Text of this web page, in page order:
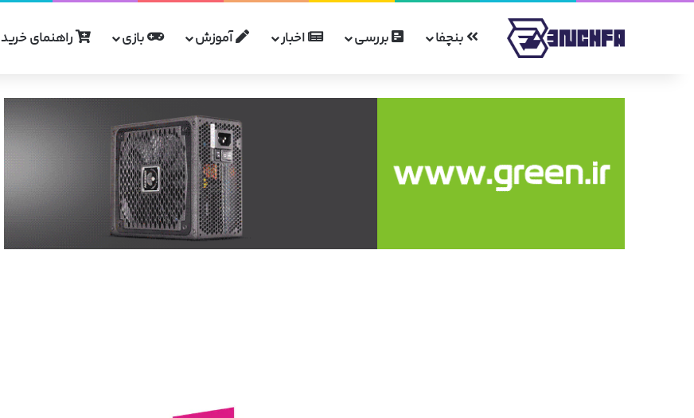
بنچفا بررسی اخبار آموزش بازی راهنمای خرید